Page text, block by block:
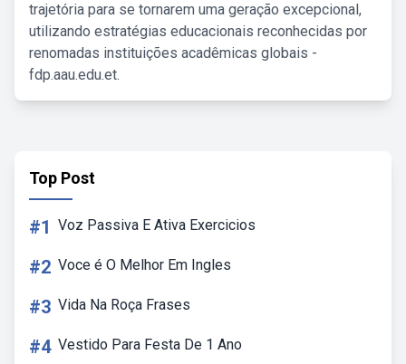
trajetória para se tornarem uma geração excepcional,
utilizando estratégias educacionais reconhecidas por
renomadas instituições acadêmicas globais -
fdp.aau.edu.et.
Top Post
#1 Voz Passiva E Ativa Exercicios
#2 Voce é O Melhor Em Ingles
#3 Vida Na Roça Frases
#4 Vestido Para Festa De 1 Ano